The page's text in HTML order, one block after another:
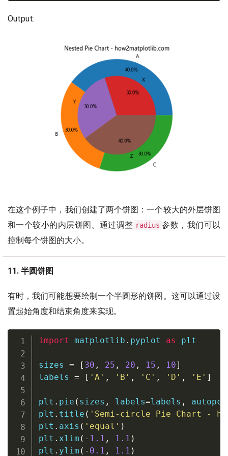
Output:
在这个例子中，我们创建了两个饼图：一个较大的外层饼图
和一个较小的内层饼图。通过调整 radius 参数，我们可以
控制每个饼图的大小。
11. 半圆饼图
有时，我们可能想要绘制一个半圆形的饼图。这可以通过设
置起始角度和结束角度来实现。
import matplotlib . pyplot as plt
sizes = [ 30 , 25 , 20 , 15 , 10]
labels = [ 'A' , 'B' , 'C' , 'D' , 'E' ]
plt . pie ( sizes , labels=labels , autopct
plt . title ( 'Semi-circle Pie Chart -
plt . axis ( 'equal' )
plt . xlim ( - 1.1 , 1.1 )
plt . ylim ( - 0.1 , 1.1 )